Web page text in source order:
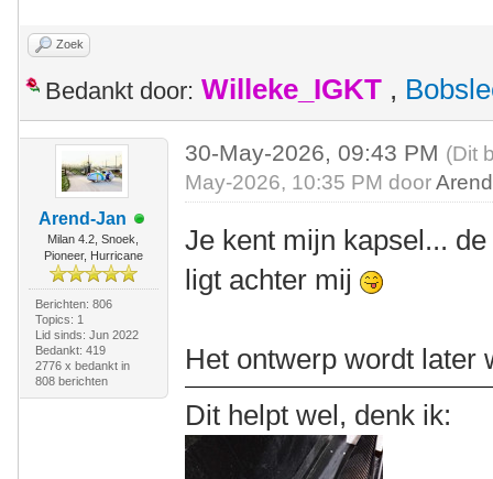
Zoek
Bedankt door: Willeke_IGKT ,
Arend-Jan
Milan 4.2, Snoek,
Pioneer, Hurricane
Berichten: 806
Topics: 1
Lid sinds: Jun 2022
Bedankt: 419
2776 x bedankt in
808 berichten
30-May-2026, 09:43 PM (Dit
May-2026, 10:35 PM door
Je kent mijn kapsel...
ligt achter mij
Het ontwerp wordt later
Dit helpt wel, denk ik: